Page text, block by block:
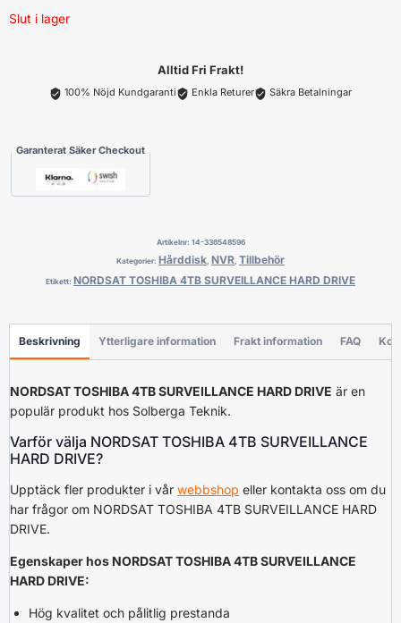
Slut i lager
Alltid Fri Frakt!
100% Nöjd Kundgaranti Enkla Returer Säkra Betalningar
Garanterat Säker Checkout
Artikelnr: 14-336548596
Kategorier: Hårddisk NVR Tillbehör
Etikett: NORDSAT TOSHIBA 4TB SURVEILLANCE HARD DRIVE
Beskrivning Ytterligare information Frakt information FAQ
NORDSAT TOSHIBA 4TB SURVEILLANCE HARD DRIVE är en
populär produkt hos Solberga Teknik.
Varför välja NORDSAT TOSHIBA 4TB SURVEILLANCE
HARD DRIVE?
Upptäck fler produkter i vår webbshop eller kontakta oss om du
har frågor om NORDSAT TOSHIBA 4TB SURVEILLANCE HARD
DRIVE.
Egenskaper hos NORDSAT TOSHIBA 4TB SURVEILLANCE
HARD DRIVE:
Hög kvalitet och pålitlig prestanda